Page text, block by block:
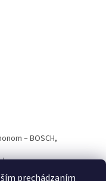
prechádzaním
– BOSCH,